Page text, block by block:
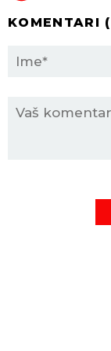
KOMENTARI (